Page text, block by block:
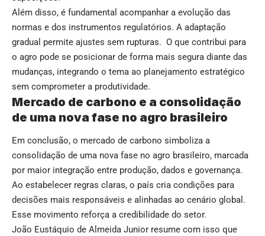
Além disso, é fundamental acompanhar a evolução das
normas e dos instrumentos regulatórios. A adaptação
gradual permite ajustes sem rupturas. O que contribui para
o agro pode se posicionar de forma mais segura diante das
mudanças, integrando o tema ao planejamento estratégico
sem comprometer a produtividade.
Mercado de carbono e a consolidação
de uma nova fase no agro brasileiro
Em conclusão, o mercado de carbono simboliza a
consolidação de uma nova fase no agro brasileiro, marcada
por maior integração entre produção, dados e governança.
Ao estabelecer regras claras, o país cria condições para
decisões mais responsáveis e alinhadas ao cenário global.
Esse movimento reforça a credibilidade do setor.
João Eustáquio de Almeida Junior resume com isso que